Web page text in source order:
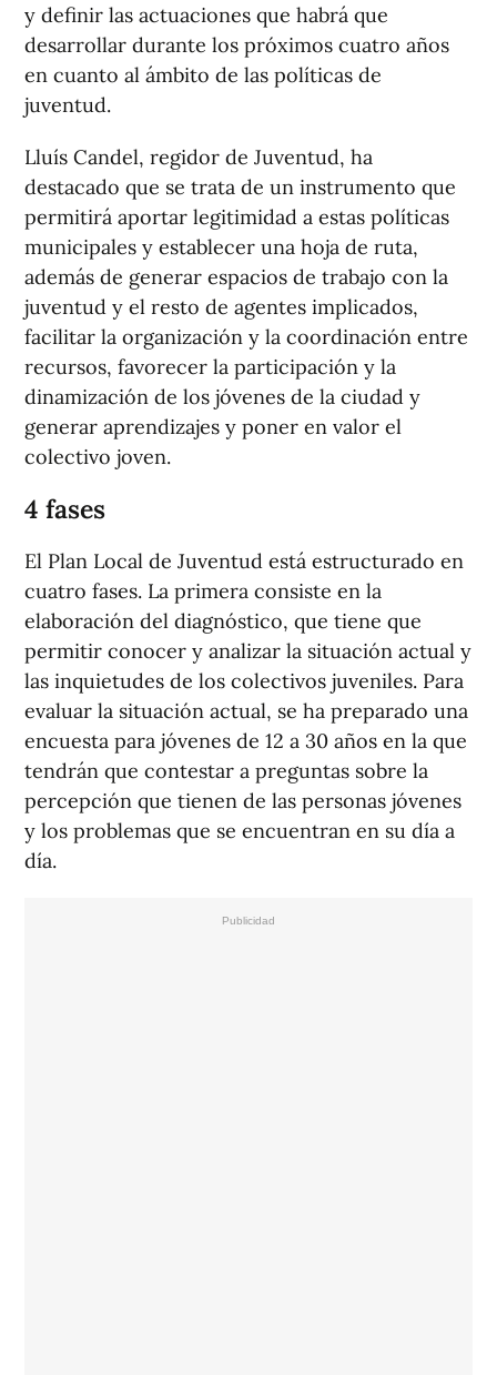
y definir las actuaciones que habrá que
desarrollar durante los próximos cuatro años
en cuanto al ámbito de las políticas de
juventud.
Lluís Candel, regidor de Juventud, ha
destacado que se trata de un instrumento que
permitirá aportar legitimidad a estas políticas
municipales y establecer una hoja de ruta,
además de generar espacios de trabajo con la
juventud y el resto de agentes implicados,
facilitar la organización y la coordinación entre
recursos, favorecer la participación y la
dinamización de los jóvenes de la ciudad y
generar aprendizajes y poner en valor el
colectivo joven.
4 fases
El Plan Local de Juventud está estructurado en
cuatro fases. La primera consiste en la
elaboración del diagnóstico, que tiene que
permitir conocer y analizar la situación actual y
las inquietudes de los colectivos juveniles. Para
evaluar la situación actual, se ha preparado una
encuesta para jóvenes de 12 a 30 años en la que
tendrán que contestar a preguntas sobre la
percepción que tienen de las personas jóvenes
y los problemas que se encuentran en su día a
día.